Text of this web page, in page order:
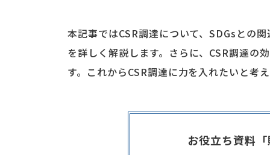
本記事ではCSR調達について、SDGsとの
を詳しく解説します。さらに、CSR調達の
す。これからCSR調達に力を入れたいと考
お役立ち資料